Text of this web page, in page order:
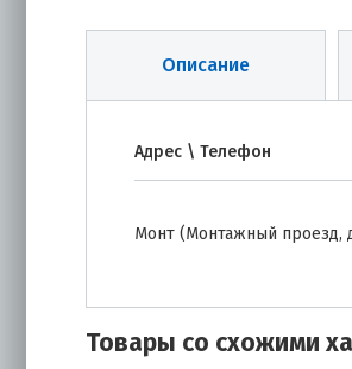
Описание
Адрес \ Телефон
Монт (Монтажный проезд,
Товары со схожими